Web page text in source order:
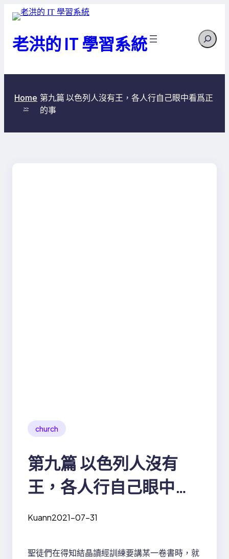
老洪的 IT 學習系統 Search
Home
>>
第九篇 以色列人沒有王，各人行自己眼中看爲正
的事
church
第九篇 以色列人沒有
王，各人行自己眼中看
爲正的事
Kuann2021-07-31
聖徒們在得知結晶讀經訓練要講某一卷書時，就